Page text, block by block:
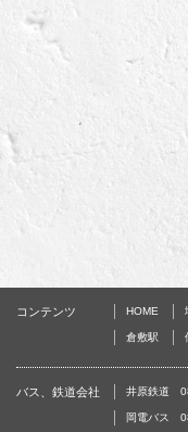
コンテンツ HOME
倉敷駅
バス、鉄道会社 井原鉄道
岡電バス